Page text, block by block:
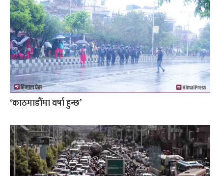
‘काठमाडौँमा वर्षा हुन्छ’